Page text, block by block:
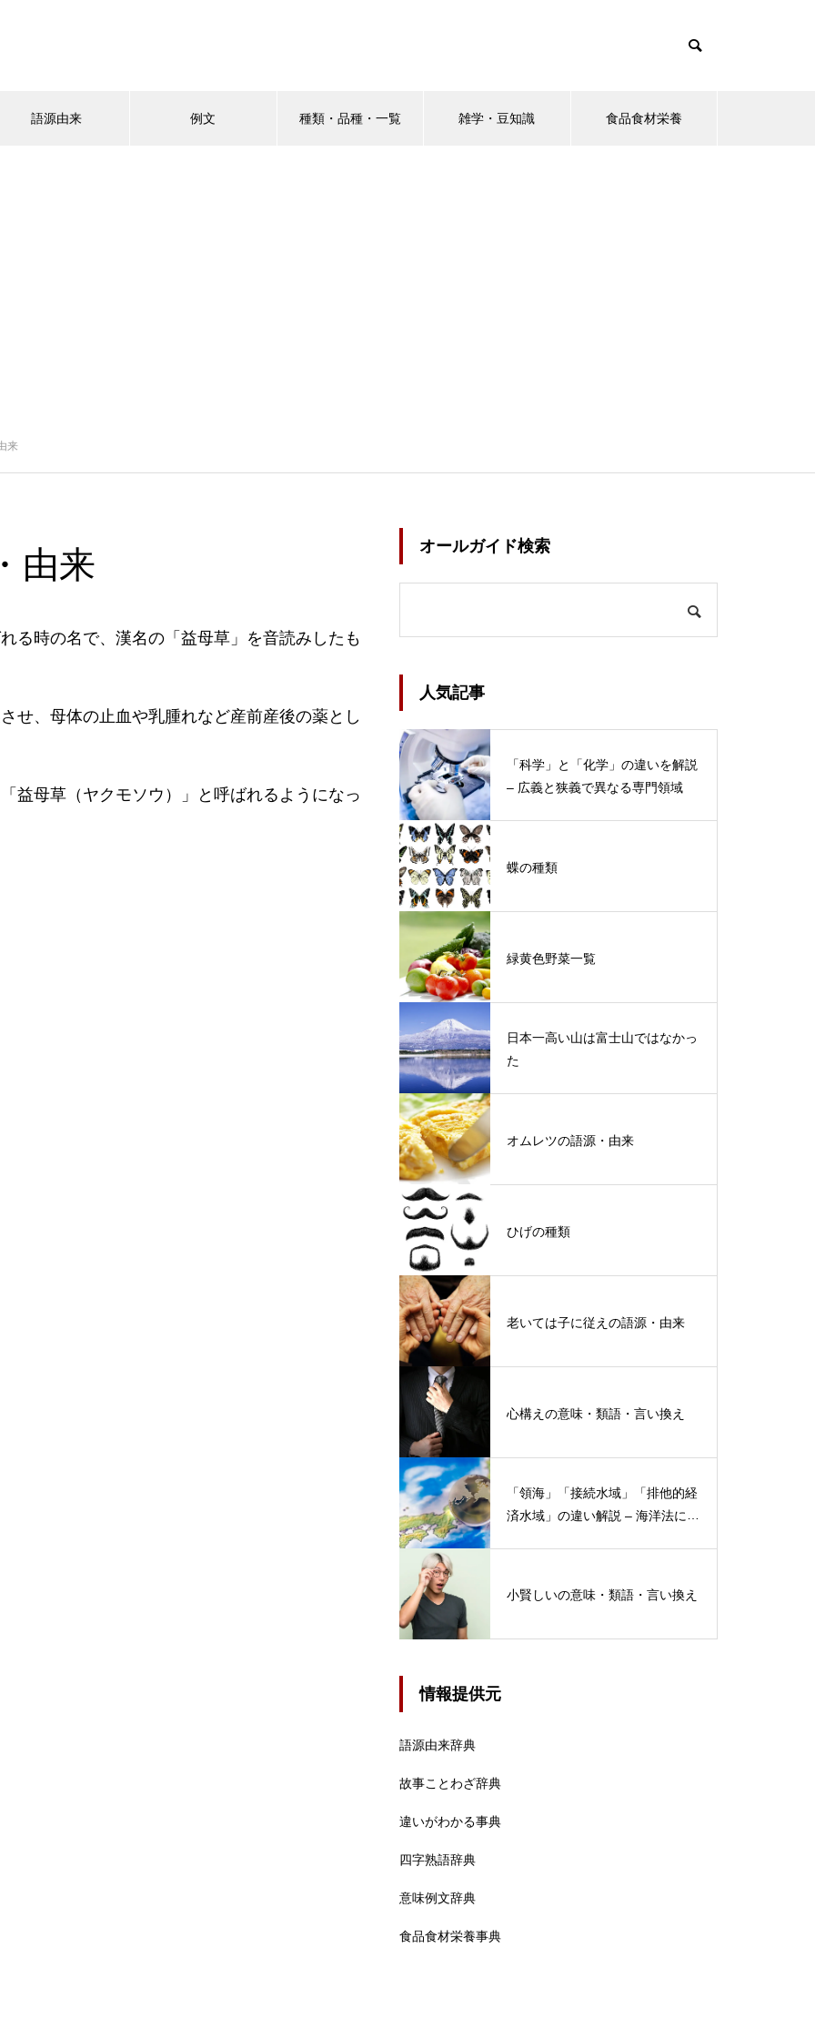
語源由来 例文 種類・品種・一覧 雑学・豆知識 食品食材栄養
来
由来
る時の名で、漢名の「益母草」を音読みしたも
せ、母体の止血や乳腫れなど産前産後の薬とし
益母草（ヤクモソウ）」と呼ばれるようになっ
オールガイド検索
人気記事
「科学」と「化学」の違いを解説
– 広義と狭義で異なる専門領域
蝶の種類
緑黄色野菜一覧
日本一高い山は富士山ではなかっ
た
オムレツの語源・由来
ひげの種類
老いては子に従えの語源・由来
心構えの意味・類語・言い換え
「領海」「接続水域」「排他的経
済水域」の違い解説 – 海洋法にお
小賢しいの意味・類語・言い換え
情報提供元
語源由来辞典
故事ことわざ辞典
違いがわかる事典
四字熟語辞典
意味例文辞典
食品食材栄養事典